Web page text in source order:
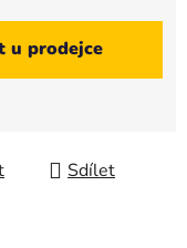
u prodejce
Sdílet